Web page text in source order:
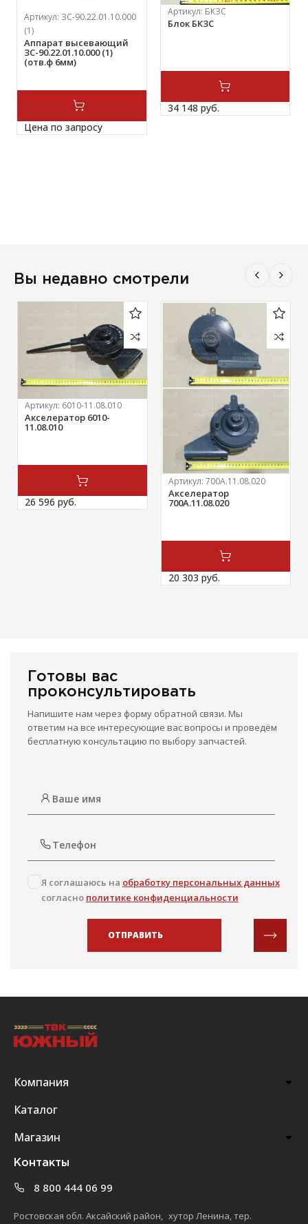
Артикул: ЗС-90.22.01.10.000
(1)
Аппарат высевающий
ЗС-90.22.01.10.000 (1)
(отв.ф 6мм)
Цена по запросу
Артикул: БКЗС
Блок БКЗС
34 148 руб.
Вы недавно смотрели
Артикул: 6010-11.08.010
Акселератор 6010-
11.08.010
26 596 руб.
Артикул: 700А.11.08.020
Акселератор
700А.11.08.020
20 303 руб.
Готовы вас
проконсультировать
Напишите нам через форму обратной связи. Мы
ответим на все интересующие вас вопросы и проведём
бесплатную консультацию по выбору запчастей.
Я соглашаюсь на обработку персональных данных
согласно политике конфиденциальности
ОТПРАВИТЬ
Компания
Каталог
Магазин
Контакты
8 800 444 06 99
Ростовская обл. Аксайский район, хутор Ленина, тер.